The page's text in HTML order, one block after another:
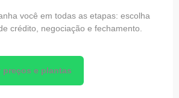
você em todas as etapas: escolha
crédito, negociação e fechamento.
preços e plantas